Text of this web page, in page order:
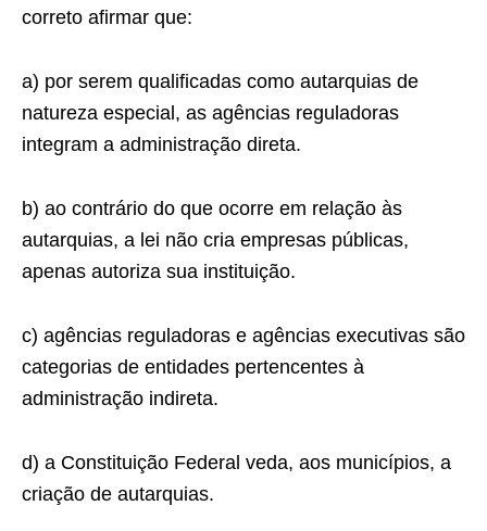
correto afirmar que:
a) por serem qualificadas como autarquias de
natureza especial, as agências reguladoras
integram a administração direta.
b) ao contrário do que ocorre em relação às
autarquias, a lei não cria empresas públicas,
apenas autoriza sua instituição.
c) agências reguladoras e agências executivas são
categorias de entidades pertencentes à
administração indireta.
d) a Constituição Federal veda, aos municípios, a
criação de autarquias.